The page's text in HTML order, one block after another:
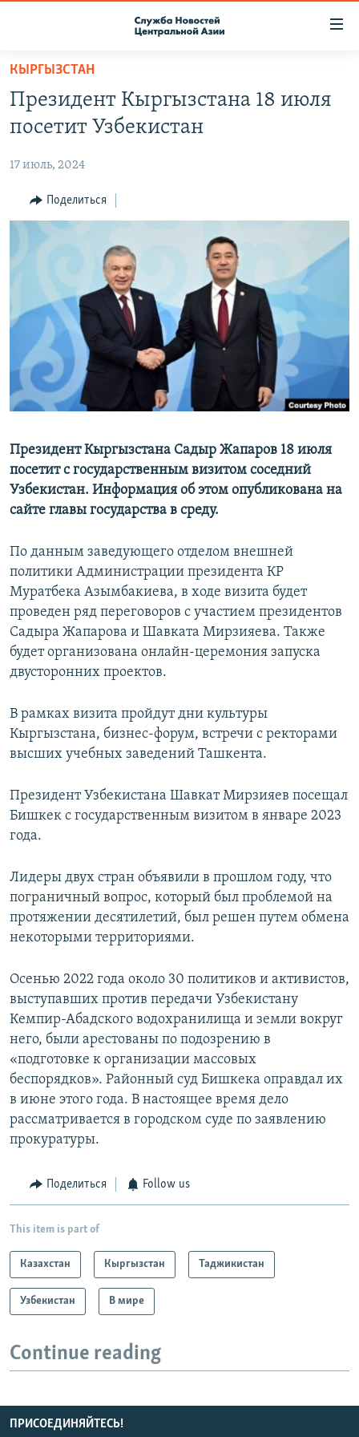
Вернуться
основному
содержанию
навигации
Вернутся
ПОДПИСКА
RFE/RL ДИРЕКТ
НАСТОЯЩЕЕ ВРЕМЯ
МИГРАНТ МЕДИА
КЫРГЫЗСТАН
Президент Кыргызстана 18 июля
посетит Узбекистан
17 июль, 2024
Поделиться
Президент Кыргызстана Садыр Жапаров 18 июля
посетит с государственным визитом соседний
Узбекистан. Информация об этом опубликована на
сайте главы государства в среду.
По данным заведующего отделом внешней
политики Администрации президента КР
Муратбека Азымбакиева, в ходе визита будет
проведен ряд переговоров с участием президентов
Садыра Жапарова и Шавката Мирзияева. Также
будет организована онлайн-церемония запуска
двусторонних проектов.
В рамках визита пройдут дни культуры
Кыргызстана, бизнес-форум, встречи с ректорами
высших учебных заведений Ташкента.
Президент Узбекистана Шавкат Мирзияев посещал
Бишкек с государственным визитом в январе 2023
года.
Лидеры двух стран объявили в прошлом году, что
пограничный вопрос, который был проблемой на
протяжении десятилетий, был решен путем обмена
некоторыми территориями.
Осенью 2022 года около 30 политиков и активистов,
выступавших против передачи Узбекистану
Кемпир-Абадского водохранилища и земли вокруг
него, были арестованы по подозрению в
«подготовке к организации массовых
беспорядков». Районный суд Бишкека оправдал их
в июне этого года. В настоящее время дело
рассматривается в городском суде по заявлению
прокуратуры.
Поделиться Follow us
This item is part of
Казахстан Кыргызстан Таджикистан
Узбекистан В мире
Continue reading
ПРИСОЕДИНЯЙТЕСЬ!